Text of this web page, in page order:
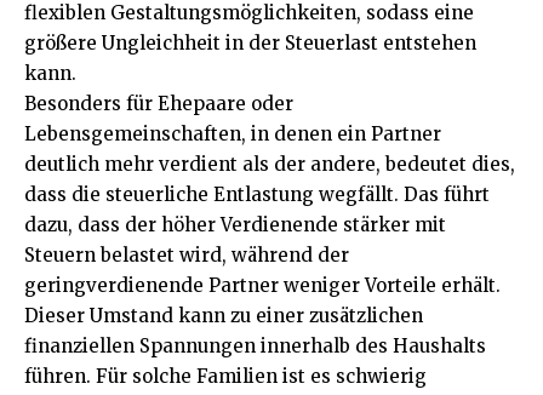
flexiblen Gestaltungsmöglichkeiten, sodass eine
größere Ungleichheit in der Steuerlast entstehen
kann.
Besonders für Ehepaare oder
Lebensgemeinschaften, in denen ein Partner
deutlich mehr verdient als der andere, bedeutet dies,
dass die steuerliche Entlastung wegfällt. Das führt
dazu, dass der höher Verdienende stärker mit
Steuern belastet wird, während der
geringverdienende Partner weniger Vorteile erhält.
Dieser Umstand kann zu einer zusätzlichen
finanziellen Spannungen innerhalb des Haushalts
führen. Für solche Familien ist es schwierig